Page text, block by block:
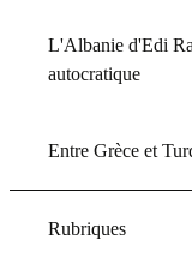
L'Albanie d'Edi
autocratique
Entre Grèce et
Rubriques